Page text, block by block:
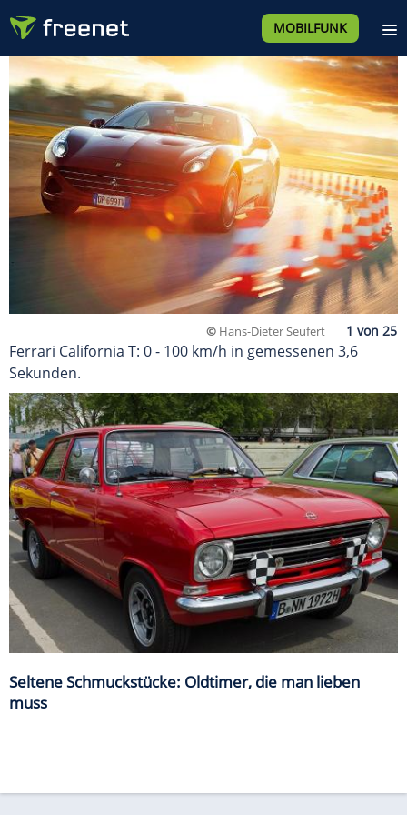
MOBILFUNK
© Hans-Dieter Seufert
Ferrari California T: 0 - 100 km/h in gemessenen 3,6
Sekunden.
Seltene Schmuckstücke: Oldtimer, die man lieben
muss